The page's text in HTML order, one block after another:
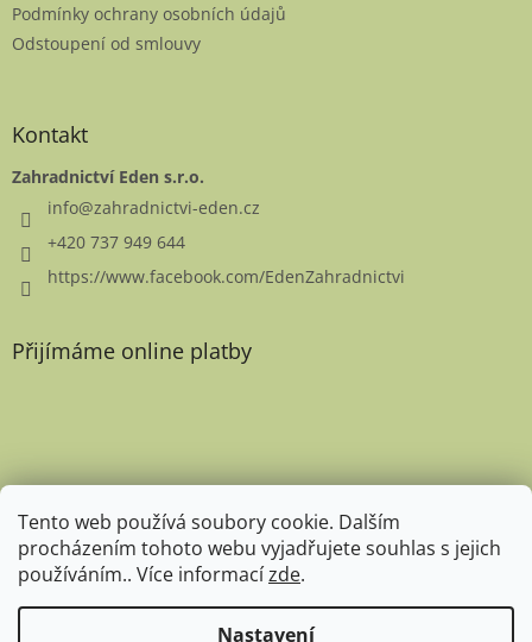
Tento web používá soubory cookie. Dalším
procházením tohoto webu vyjadřujete souhlas s jejich
používáním.. Více informacízde.
Nastavení
Podmínky ochrany osobních údajů
Odstoupení od smlouvy
Kontakt
Zahradnictví Eden s.r.o.
info@zahradnictvi-eden.cz
+420 737 949 644
https://www.facebook.com/EdenZahradnictvi
Přijímáme online platby
Favicon